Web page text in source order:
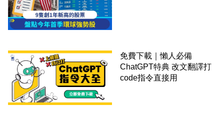
免費下載｜懶人必備
ChatGPT特典 改文翻譯打
code指令直接用